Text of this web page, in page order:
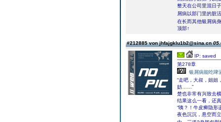
整天在公司里混日
屑病以部门里的脏
在长而其他银屑病
顶部↑
#212885 von jhfajgklu1b2@sina.cn
IP: saved
第278章
银屑病能吃啤
“走吧，大叔，姐姐
妨……”
楚也非常有兴致去
结果这么一看，还
“咦？！牛皮癣隐
夜色沉沉，悬空而